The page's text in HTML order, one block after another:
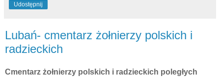
Udostępnij
Lubań- cmentarz żołnierzy polskich i
radzieckich
Cmentarz żołnierzy polskich i radzieckich poległych